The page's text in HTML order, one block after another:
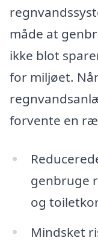
måde at
ikke blot
for miljøet.
forvente en
genbruge
og
Mindsket